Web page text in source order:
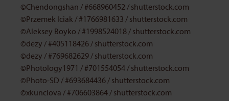
©Chendongshan / #668960452 / shutterstock.com
©Przemek Iciak / #1766981633 / shutterstock.com
©Aleksey Boyko / #1998524018/ shutterstock.com
©dezy / #405118426/ shutterstock.com
©dezy / #769682629/ shutterstock.com
©Photology1971 / #701554054/ shutterstock.com
©Photo-SD / #693684436/ shutterstock.com
©xkunclova / #706603864/ shutterstock.com